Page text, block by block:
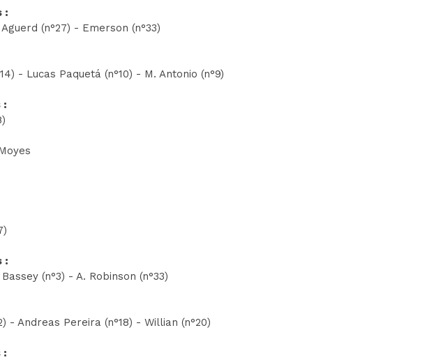
:
(n°27) - Emerson (n°33)
- Lucas Paquetá (n°10) - M. Antonio (n°9)
:
:
(n°3) - A. Robinson (n°33)
- Andreas Pereira (n°18) - Willian (n°20)
: